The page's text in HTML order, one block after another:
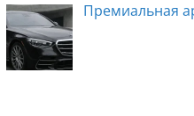
Премиальная